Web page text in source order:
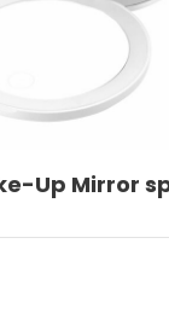
Up Mirror